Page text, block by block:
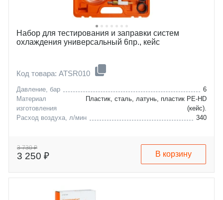
Набор для тестирования и заправки систем
охлаждения универсальный 6пр., кейс
Код товара: ATSR010
Давление, бар
6
Материал
изготовления
Пластик, сталь, латунь, пластик PE-HD
(кейс).
Расход воздуха, л/мин
340
3 730 ₽
3 250 ₽ В корзину